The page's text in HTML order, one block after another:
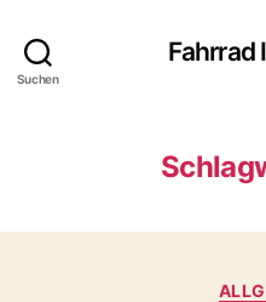
Suchen
Fahrrad